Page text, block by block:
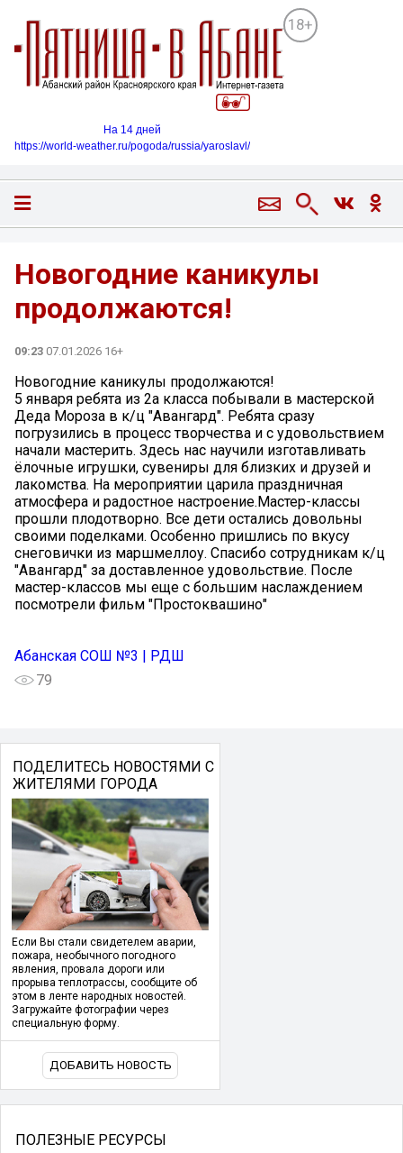
18+
На 14 дней
https://world-weather.ru/pogoda/russia/yaroslavl/
Новогодние каникулы
продолжаются!
09:23 07.01.2026 16+
Новогодние каникулы продолжаются!
5 января ребята из 2а класса побывали в мастерской
Деда Мороза в к/ц "Авангард". Ребята сразу
погрузились в процесс творчества и с удовольствием
начали мастерить. Здесь нас научили изготавливать
ёлочные игрушки, сувениры для близких и друзей и
лакомства. На мероприятии царила праздничная
атмосфера и радостное настроение.Мастер-классы
прошли плодотворно. Все дети остались довольны
своими поделками. Особенно пришлись по вкусу
снеговички из маршмеллоу. Спасибо сотрудникам к/ц
"Авангард" за доставленное удовольствие. После
мастер-классов мы еще с большим наслаждением
посмотрели фильм "Простоквашино"
Абанская СОШ №3 | РДШ
79
ПОДЕЛИТЕСЬ НОВОСТЯМИ С
ЖИТЕЛЯМИ ГОРОДА
Если Вы стали свидетелем аварии,
пожара, необычного погодного
явления, провала дороги или
прорыва теплотрассы, сообщите об
этом в ленте народных новостей.
Загружайте фотографии через
специальную форму.
ДОБАВИТЬ НОВОСТЬ
ПОЛЕЗНЫЕ РЕСУРСЫ